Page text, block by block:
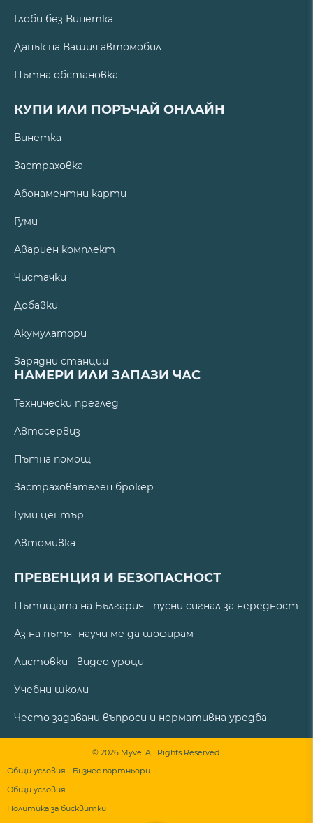
Глоби без Винетка
Данък на Вашия автомобил
Пътна обстановка
КУПИ ИЛИ ПОРЪЧАЙ ОНЛАЙН
Винетка
Застраховка
Абонаментни карти
Гуми
Авариен комплект
Чистачки
Добавки
Акумулатори
Зарядни станции
НАМЕРИ ИЛИ ЗАПАЗИ ЧАС
Технически преглед
Автосервиз
Пътна помощ
Застрахователен брокер
Гуми център
Автомивка
ПРЕВЕНЦИЯ И БЕЗОПАСНОСТ
Пътищата на България - пусни сигнал за нередност
Аз на пътя- научи ме да шофирам
Листовки - видео уроци
Учебни школи
Често задавани въпроси и нормативна уредба
© 2026 Myve. All Rights Reserved.
Общи условия - Бизнес партньори
Общи условия
Политика за бисквитки